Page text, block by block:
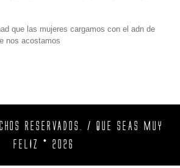
que las mujeres cargamos con el adn de
nos acostamos
RESERVADOS. / QUE SEAS MUY
FELIZ © 2026